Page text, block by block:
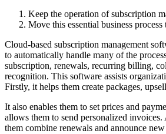
Keep the operation of subscription
Move this essential business process
Cloud-based subscription management
to automatically handle many of the
subscription, renewals, recurring billing,
recognition. This software assists
Firstly, it helps them create packages,
It also enables them to set prices and
allows them to send personalized
them combine renewals and announce